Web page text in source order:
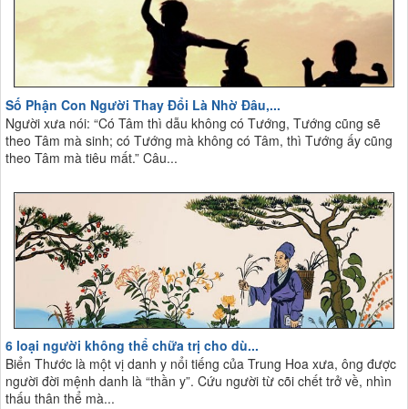
Số Phận Con Người Thay Đổi Là Nhờ Đâu,...
Người xưa nói: “Có Tâm thì dẫu không có Tướng, Tướng cũng sẽ
theo Tâm mà sinh; có Tướng mà không có Tâm, thì Tướng ấy cũng
theo Tâm mà tiêu mất.” Câu...
6 loại người không thể chữa trị cho dù...
Biển Thước là một vị danh y nổi tiếng của Trung Hoa xưa, ông được
người đời mệnh danh là “thần y”. Cứu người từ cõi chết trở về, nhìn
thấu thân thể mà...